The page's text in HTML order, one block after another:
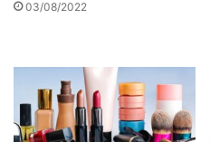
03/08/2022